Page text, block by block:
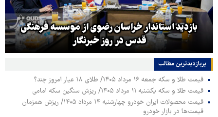
بازدید استاندار خراسان رضوی از موسسه فرهنگی
قدس در روز خبرنگار
پربازدیدترین‌ مطالب
قیمت طلا و سکه جمعه ۱۶ مرداد ۱۴۰۵/ طلای ۱۸ عیار امروز چند؟
قیمت طلا و سکه یکشنبه ۱۱ مرداد ۱۴۰۵/ ریزش سنگین سکه امامی
قیمت محصولات ایران خودرو چهارشنبه ۱۴ مرداد ۱۴۰۵/ ریزش همزمان
قیمت‌ها در بازار خودرو